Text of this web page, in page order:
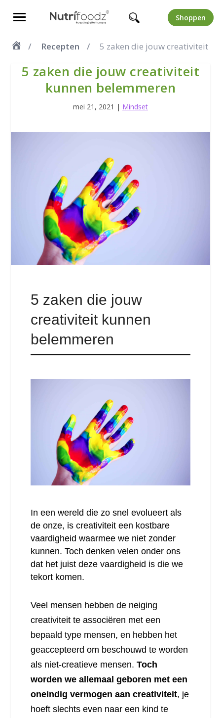
Shoppen
Recepten 5 zaken die jouw creativiteit
5 zaken die jouw creativiteit
kunnen belemmeren
mei 21, 2021 | Mindset
5 zaken die jouw
creativiteit kunnen
belemmeren
In een wereld die zo snel evolueert als
de onze, is creativiteit een kostbare
vaardigheid waarmee we niet zonder
kunnen. Toch denken velen onder ons
dat het juist deze vaardigheid is die we
tekort komen.
Veel mensen hebben de neiging
creativiteit te associëren met een
bepaald type mensen, en hebben het
geaccepteerd om beschouwd te worden
als niet-creatieve mensen.Toch
worden we allemaal geboren met een
oneindig vermogen aan creativiteit, je
hoeft slechts even naar een kind te